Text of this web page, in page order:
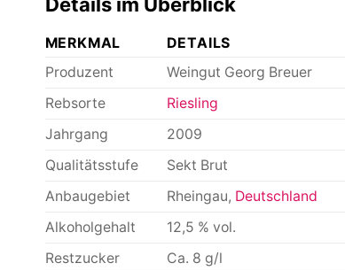
MERKMAL
DETAILS
Produzent
Weingut Georg Breuer
Rebsorte
Riesling
Jahrgang
2009
Qualitätsstufe
Sekt Brut
Anbaugebiet
Rheingau, Deutschland
Alkoholgehalt
12,5 % vol.
Restzucker
Ca. 8 g/l